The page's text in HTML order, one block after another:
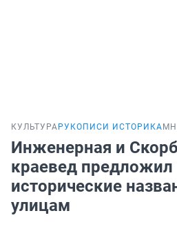
КУЛЬТУРА РУКОПИСИ ИСТОРИКА
Инженерная и
краевед предложил
исторические
улицам